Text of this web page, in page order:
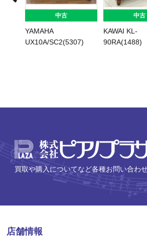
中古
YAMAHA
UX10A/SC2(5307)
中古
KAWAI KL-
90RA(1488)
買取や購入についてなど各種お問い合わ
店舗情報